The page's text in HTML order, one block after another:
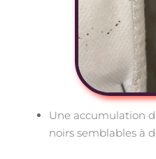
Une accumulation
noirs semblables à